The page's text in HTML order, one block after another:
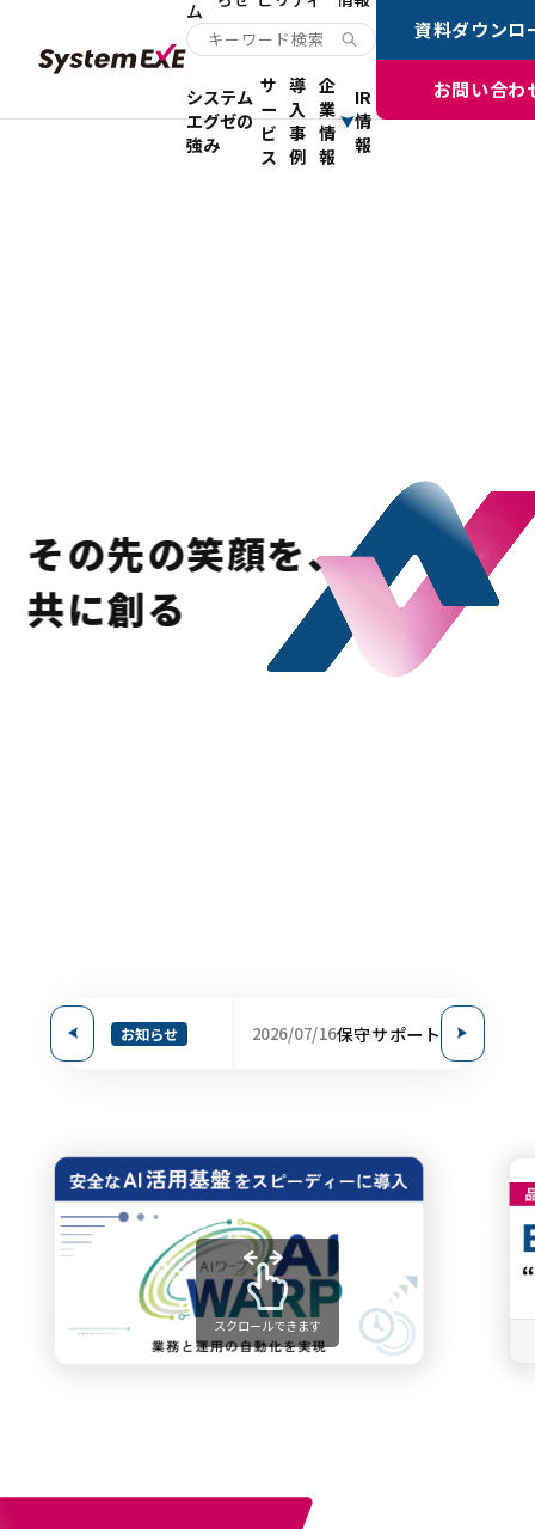
ム
システム
エグゼの
強み
サ
ー
ビ
ス
導
入
事
例
企
業
情
報
IR
情
報
資料ダウンロ
お問い合わ
その先の笑顔を、
共に創る
グゼ、宇田川株式会社におけるワークフローシステム「
お知らせ 2026/07/16保守サポート：夏季休業
スクロールできます